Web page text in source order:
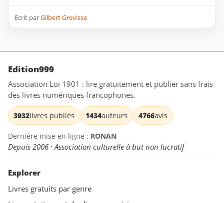
Ecrit parGilbert Grevisse
Edition999
Association Loi 1901 : lire gratuitement et publier sans frais
des livres numériques francophones.
3932livres publiés 1434auteurs 4766avis
Dernière mise en ligne : RONAN
Depuis 2006 · Association culturelle à but non lucratif
Explorer
Livres gratuits par genre